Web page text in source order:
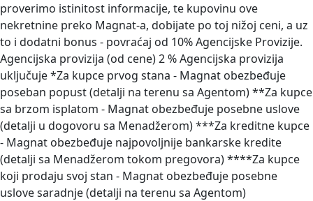
proverimo istinitost informacije, te kupovinu ove
nekretnine preko Magnat-a, dobijate po toj nižoj ceni, a uz
to i dodatni bonus - povraćaj od 10% Agencijske Provizije.
Agencijska provizija (od cene) 2 % Agencijska provizija
uključuje *Za kupce prvog stana - Magnat obezbeđuje
poseban popust (detalji na terenu sa Agentom) **Za kupce
sa brzom isplatom - Magnat obezbeđuje posebne uslove
(detalji u dogovoru sa Menadžerom) ***Za kreditne kupce
- Magnat obezbeđuje najpovoljnije bankarske kredite
(detalji sa Menadžerom tokom pregovora) ****Za kupce
koji prodaju svoj stan - Magnat obezbeđuje posebne
uslove saradnje (detalji na terenu sa Agentom)